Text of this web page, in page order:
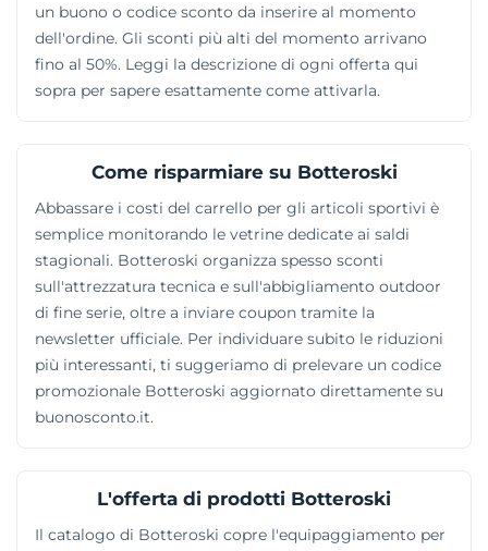
un buono o codice sconto da inserire al momento
dell'ordine. Gli sconti più alti del momento arrivano
fino al 50%. Leggi la descrizione di ogni offerta qui
sopra per sapere esattamente come attivarla.
Come risparmiare su Botteroski
Abbassare i costi del carrello per gli articoli sportivi è
semplice monitorando le vetrine dedicate ai saldi
stagionali. Botteroski organizza spesso sconti
sull'attrezzatura tecnica e sull'abbigliamento outdoor
di fine serie, oltre a inviare coupon tramite la
newsletter ufficiale. Per individuare subito le riduzioni
più interessanti, ti suggeriamo di prelevare un codice
promozionale Botteroski aggiornato direttamente su
buonosconto.it.
L'offerta di prodotti Botteroski
Il catalogo di Botteroski copre l'equipaggiamento per